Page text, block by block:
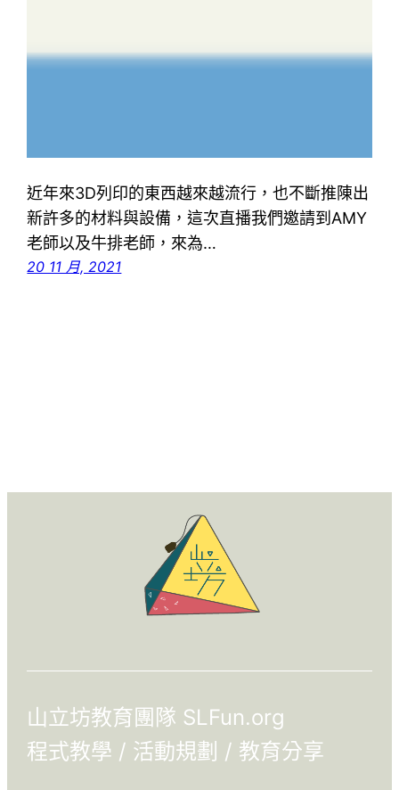
近年來3D列印的東西越來越流行，也不斷推陳出
新許多的材料與設備，這次直播我們邀請到AMY
老師以及牛排老師，來為…
20 11 月, 2021
山立坊教育團隊 SLFun.org
程式教學 / 活動規劃 / 教育分享